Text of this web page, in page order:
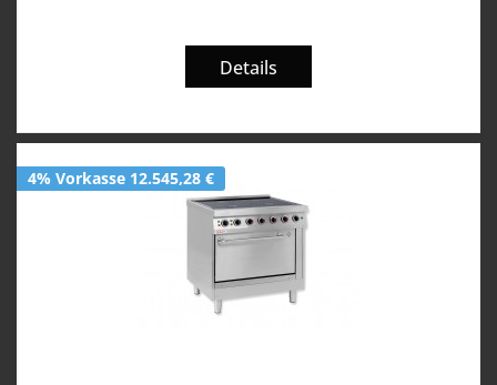
Details
4% Vorkasse 12.545,28 €